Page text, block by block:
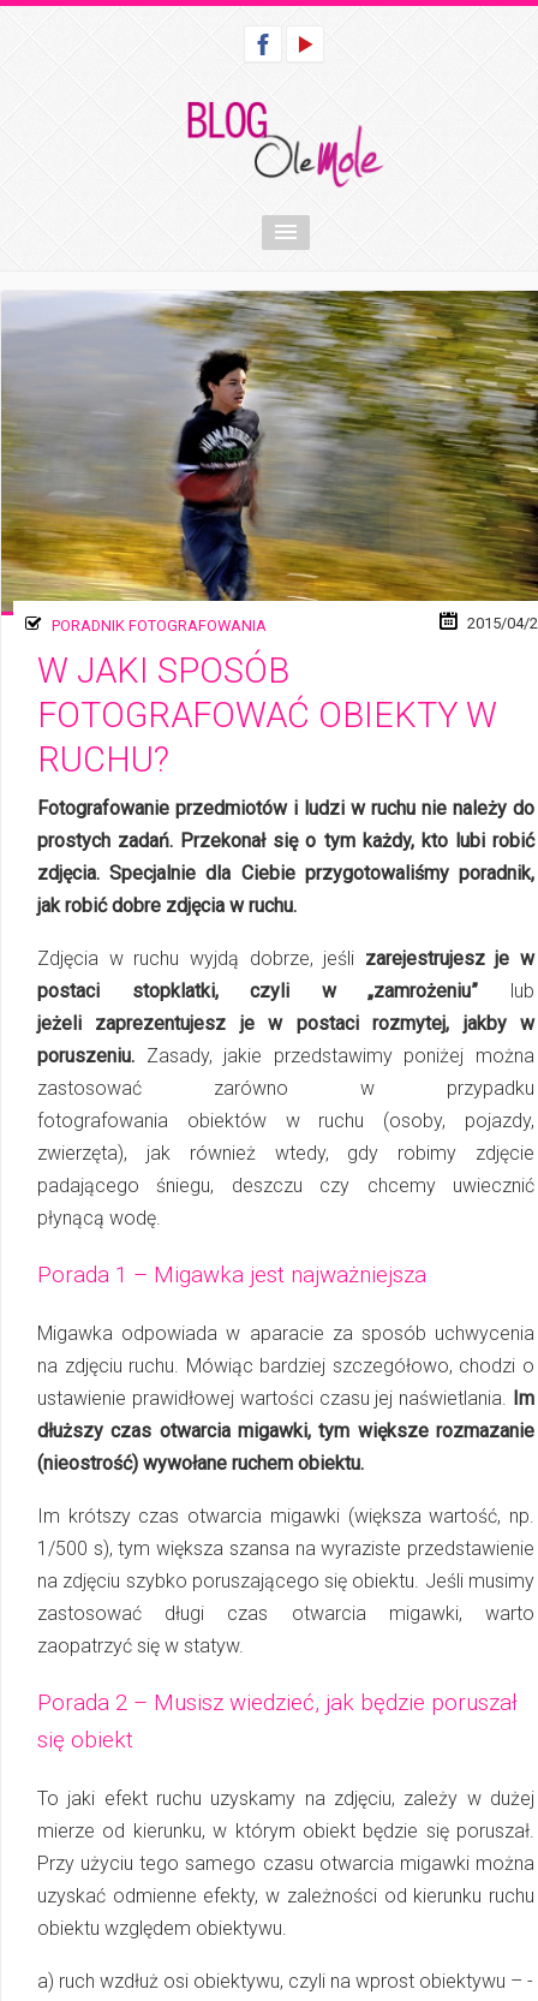
PORADNIK FOTOGRAFOWANIA 2015/04/
W JAKI SPOSÓB
FOTOGRAFOWAĆ OBIEKTY W
RUCHU?
Fotografowanie przedmiotów i ludzi w ruchu nie należy do
prostych zadań. Przekonał się o tym każdy, kto lubi robić
zdjęcia. Specjalnie dla Ciebie przygotowaliśmy poradnik,
jak robić dobre zdjęcia w ruchu.
Zdjęcia w ruchu wyjdą dobrze, jeśli zarejestrujesz je w
postaci stop­klatki, czyli w „za­mro­że­niu” lub
jeżeli zaprezentujesz je w postaci rozmytej, jakby w
poruszeniu. Zasady, jakie przedstawimy poniżej można
zastosować zarówno w przypadku
fotografowania obiektów w ruchu (osoby, pojazdy,
zwierzęta), jak również wtedy, gdy robimy zdjęcie
padającego śniegu, deszczu czy chcemy uwiecznić
płynącą wodę.
Porada 1 – Migawka jest najważniejsza
Migawka odpowiada w aparacie za sposób uchwycenia
na zdjęciu ruchu. Mówiąc bardziej szczegółowo, chodzi o
ustawienie prawidłowej wartości czasu jej naświetlania.
Im
dłuższy czas otwarcia migawki, tym większe rozmazanie
(nieostrość) wywołane ruchem obiektu.
Im krótszy czas otwarcia migawki (większa wartość, np.
1/500 s), tym większa szansa na wyraziste przedstawienie
na zdjęciu szybko poruszającego się obiektu. Jeśli musimy
zastosować długi czas otwarcia migawki, warto
zaopatrzyć się w statyw.
Porada 2 – Musisz wiedzieć, jak będzie poruszał
się obiekt
To jaki efekt ruchu uzyskamy na zdjęciu, zależy w dużej
mierze od kierunku, w którym obiekt będzie się poruszał.
Przy użyciu tego samego czasu otwarcia migawki można
uzyskać odmienne efekty, w zależności od kierunku ruchu
obiektu względem obiektywu.
a) ruch wzdłuż osi obiektywu, czyli na wprost obiektywu – ­